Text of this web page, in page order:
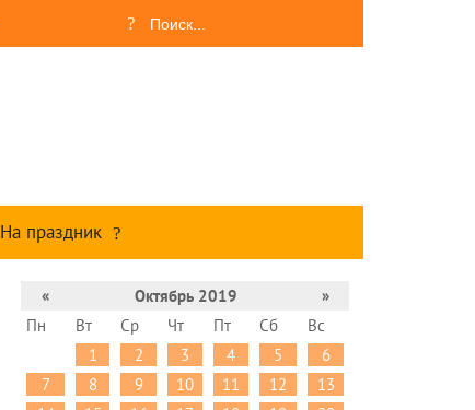
На праздник
« Октябрь 2019
»
Пн
Вт Ср Чт Пт Сб
Вс
1
2 3 4 5
6
7
8 9 10 11 12
13